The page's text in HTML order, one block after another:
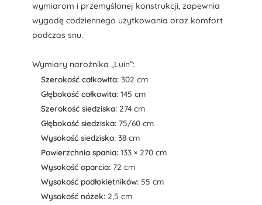
wymiarom i przemyślanej konstrukcji, zapewnia
wygodę codziennego użytkowania oraz komfort
podczas snu.
Wymiary narożnika „Luin”:
Szerokość całkowita:302 cm
Głębokość całkowita:145 cm
Szerokość siedziska:274 cm
Głębokość siedziska:75/60 cm
Wysokość siedziska:38 cm
Powierzchnia spania:133 × 270 cm
Wysokość oparcia:72 cm
Wysokość podłokietników:55 cm
Wysokość nóżek:2,5 cm